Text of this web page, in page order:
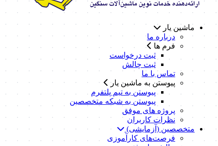
ماشین یار
درباره ما
فرم ها
ثبت درخواست
ثبت چالش
تماس با ما
پیوستن به ماشین یار
پیوستن به تیم پلتفرم
پیوستن به شبکه متخصصین
پروژه های موفق
نظرات کاربران
متخصصین (آزمایشی)
فرصت‌های کارآموزی